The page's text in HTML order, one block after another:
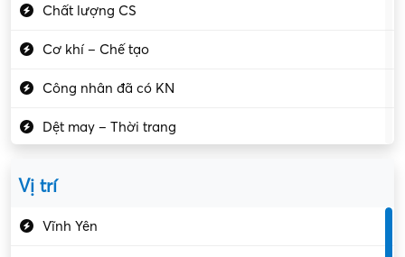
Chất lượng CS
Cơ khí – Chế tạo
Công nhân đã có KN
Dệt may – Thời trang
Vị trí
Vĩnh Yên